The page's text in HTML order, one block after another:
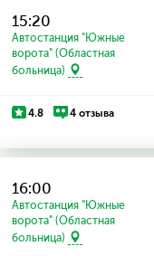
15:20
Автостанция "Южные
ворота" (Областная
больница)
4.8 4 отзыва
16:00
Автостанция "Южные
ворота" (Областная
больница)